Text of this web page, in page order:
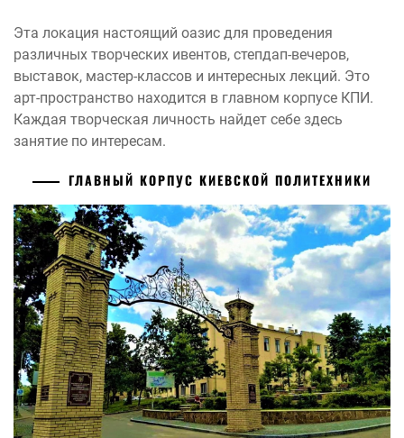
Эта локация настоящий оазис для проведения
различных творческих ивентов, степдап-вечеров,
выставок, мастер-классов и интересных лекций. Это
арт-пространство находится в главном корпусе КПИ.
Каждая творческая личность найдет себе здесь
занятие по интересам.
ГЛАВНЫЙ КОРПУС КИЕВСКОЙ ПОЛИТЕХНИКИ